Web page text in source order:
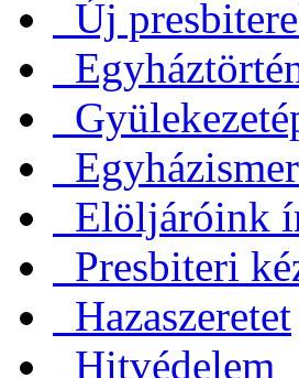
Új
Elöljáróink
Presbiteri
Hazaszeretet
Hitvédelem